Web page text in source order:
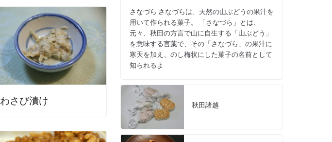
わさび漬け
さなづら さなづらは、天然の山ぶどうの果汁を
用いて作られる菓子。 「さなづら」とは、
元々、秋田の方言で山に自生する「山ぶどう」
を意味する言葉で、その「さなづら」の果汁に
寒天を加え、のし梅状にした菓子の名前として
知られるよ
秋田諸越